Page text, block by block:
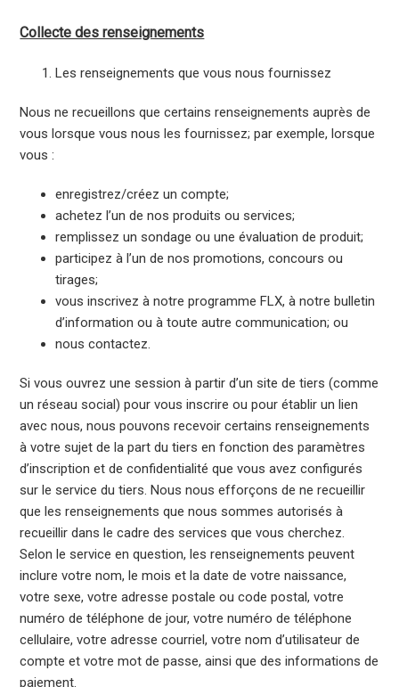
Collecte des renseignements
Les renseignements que vous nous fournissez
Nous ne recueillons que certains renseignements auprès de
vous lorsque vous nous les fournissez; par exemple, lorsque
vous :
enregistrez/créez un compte;
achetez l’un de nos produits ou services;
remplissez un sondage ou une évaluation de produit;
participez à l’un de nos promotions, concours ou
tirages;
vous inscrivez à notre programme FLX, à notre bulletin
d’information ou à toute autre communication; ou
nous contactez.
Si vous ouvrez une session à partir d’un site de tiers (comme
un réseau social) pour vous inscrire ou pour établir un lien
avec nous, nous pouvons recevoir certains renseignements
à votre sujet de la part du tiers en fonction des paramètres
d’inscription et de confidentialité que vous avez configurés
sur le service du tiers. Nous nous efforçons de ne recueillir
que les renseignements que nous sommes autorisés à
recueillir dans le cadre des services que vous cherchez.
Selon le service en question, les renseignements peuvent
inclure votre nom, le mois et la date de votre naissance,
votre sexe, votre adresse postale ou code postal, votre
numéro de téléphone de jour, votre numéro de téléphone
cellulaire, votre adresse courriel, votre nom d’utilisateur de
compte et votre mot de passe, ainsi que des informations de
paiement.